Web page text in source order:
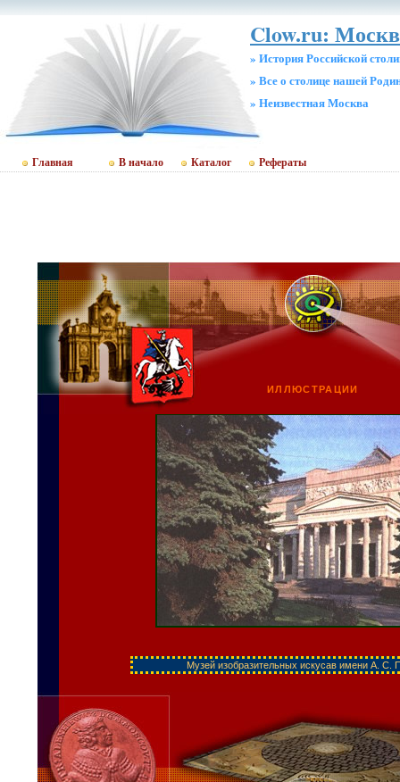
Clow.ru:
» История Российской
» Все о столице нашей
» Неизвестная Москва
Главная В начало Каталог Рефераты
ИЛЛЮСТРАЦИИ
Музей изобразительных искусав имени А. С.